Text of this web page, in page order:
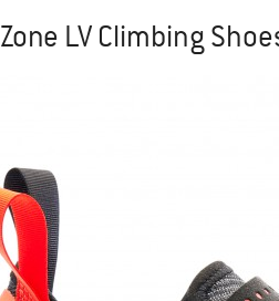
Zone LV Climbing